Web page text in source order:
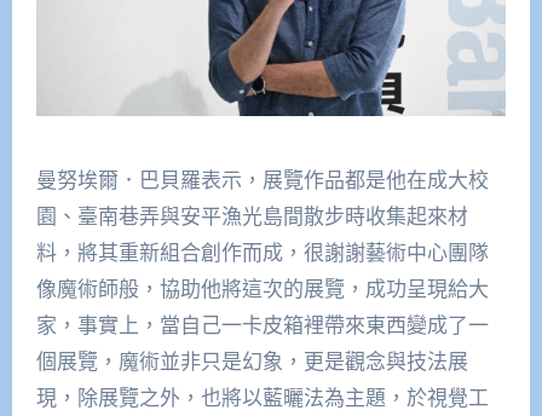
曼努埃爾．巴貝羅表示，展覽作品都是他在成大校
園、臺南巷弄與安平漁光島間散步時收集起來材
料，將其重新組合創作而成，很謝謝藝術中心團隊
像魔術師般，協助他將這次的展覽，成功呈現給大
家，事實上，當自己一卡皮箱裡帶來東西變成了一
個展覽，魔術並非只是幻象，更是觀念與技法展
現，除展覽之外，也將以藍曬法為主題，於視覺工